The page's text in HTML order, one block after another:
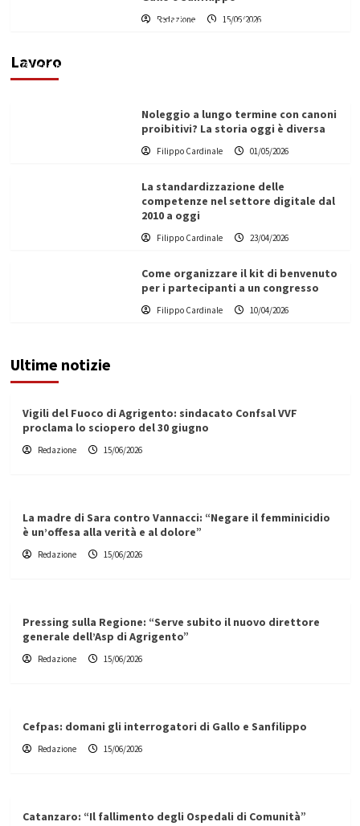
Redazione 15/06/2026
Lavoro
Vino in Italia: il giro d’affari contribuisce
Filippo Cardinale
Noleggio a lungo termine con canoni
proibitivi? La storia oggi è diversa
Filippo Cardinale 01/05/2026
La standardizzazione delle
competenze nel settore digitale dal
2010 a oggi
Filippo Cardinale 23/04/2026
Come organizzare il kit di benvenuto
per i partecipanti a un congresso
Filippo Cardinale 10/04/2026
Ultime notizie
Vigili del Fuoco di Agrigento: sindacato Confsal VVF
proclama lo sciopero del 30 giugno
Redazione 15/06/2026
La madre di Sara contro Vannacci: “Negare il femminicidio
è un’offesa alla verità e al dolore”
Redazione 15/06/2026
Pressing sulla Regione: “Serve subito il nuovo direttore
generale dell’Asp di Agrigento”
Redazione 15/06/2026
Cefpas: domani gli interrogatori di Gallo e Sanfilippo
Redazione 15/06/2026
Catanzaro: “Il fallimento degli Ospedali di Comunità”